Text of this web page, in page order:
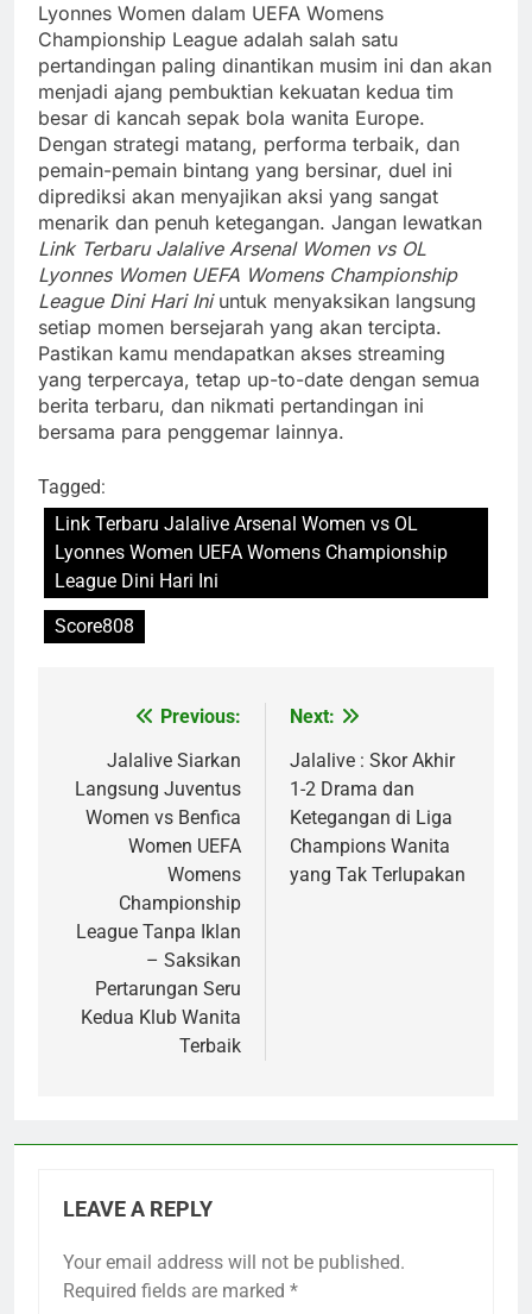
Lyonnes Women dalam UEFA Womens
Championship League adalah salah satu
pertandingan paling dinantikan musim ini dan akan
menjadi ajang pembuktian kekuatan kedua tim
besar di kancah sepak bola wanita Europe.
Dengan strategi matang, performa terbaik, dan
pemain-pemain bintang yang bersinar, duel ini
diprediksi akan menyajikan aksi yang sangat
menarik dan penuh ketegangan. Jangan lewatkan
Link Terbaru Jalalive Arsenal Women vs OL
Lyonnes Women UEFA Womens Championship
League Dini Hari Iniuntuk menyaksikan langsung
setiap momen bersejarah yang akan tercipta.
Pastikan kamu mendapatkan akses streaming
yang terpercaya, tetap up-to-date dengan semua
berita terbaru, dan nikmati pertandingan ini
bersama para penggemar lainnya.
Tagged:
Link Terbaru Jalalive Arsenal Women vs OL
Lyonnes Women UEFA Womens Championship
League Dini Hari Ini
Score808
navigation
Previous:
Jalalive Siarkan
Langsung Juventus
Women vs Benfica
Women UEFA
Womens
Championship
League Tanpa Iklan
– Saksikan
Pertarungan Seru
Kedua Klub Wanita
Terbaik
Next:
Jalalive : Skor Akhir
1-2 Drama dan
Ketegangan di Liga
Champions Wanita
yang Tak Terlupakan
LEAVE A REPLY
Your email address will not be published.
Required fields are marked *